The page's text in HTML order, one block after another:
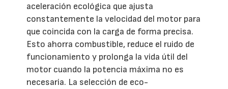
aceleración ecológica que ajusta
constantemente la velocidad del motor para
que coincida con la carga de forma precisa.
Esto ahorra combustible, reduce el ruido de
funcionamiento y prolonga la vida útil del
motor cuando la potencia máxima no es
necesaria. La selección de eco-